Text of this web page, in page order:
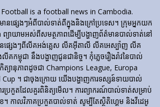
is a football news in Cambodia.
ាន​ផ្សេងៗ​អំពី​បាល់ទាត់​ពី​ក្នុង​និង​ក្រៅ​ប្រទេស។ ក្រុមអ្នកយក
យាយាមអស់ពីសមត្ថភាពដើម្បីបង្ហាញព័ត៌មានបាល់ទាត់នៅ
ានផ្សេងៗពីលីគអង់គ្លេស លីគអ៊ីតាលី លីគអេស្ប៉ាញ លីគ
កម្ពុជា នឹងបង្ហាញជូនជានិច្ច។ កុំភ្លេចរឿងរ៉ាវនៃបាល់
យានុភាពដូចជា Champions League, Europa
។ ជាចុងក្រោយ យើងបង្ហាញការទស្សន៍ទាយបាល់
ប្រកួតដែលគួរពិនិត្យមើល។ ការព្យាករណ៍បាល់ទាត់សម្រាប់
។ កាលវិភាគប្រកួតបាល់ទាត់ សូម្បីតែស្ថិតិហ្គេម និងវីដេអូ